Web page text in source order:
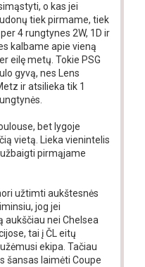
o kas jei
tiek pirmame, tiek
4 rungtynes 2W, 1D ir
kalbame apie vieną
eilę metų. Tokie PSG
gyvą, nes Lens
ir atsilieka tik 1
bet lygoje
vietą. Lieka vienintelis
pirmąjame
užtimti aukštesnės
jog jei
aukščiau nei Chelsea
tai į ČL eitų
ekipa. Tačiau
šansas laimėti Coupe